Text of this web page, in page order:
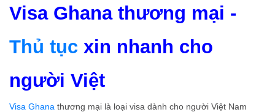
Visa Ghana thương mại -
Thủ tục xin nhanh cho
người Việt
Visa Ghana thương mại là loại visa dành cho người Việt Nam